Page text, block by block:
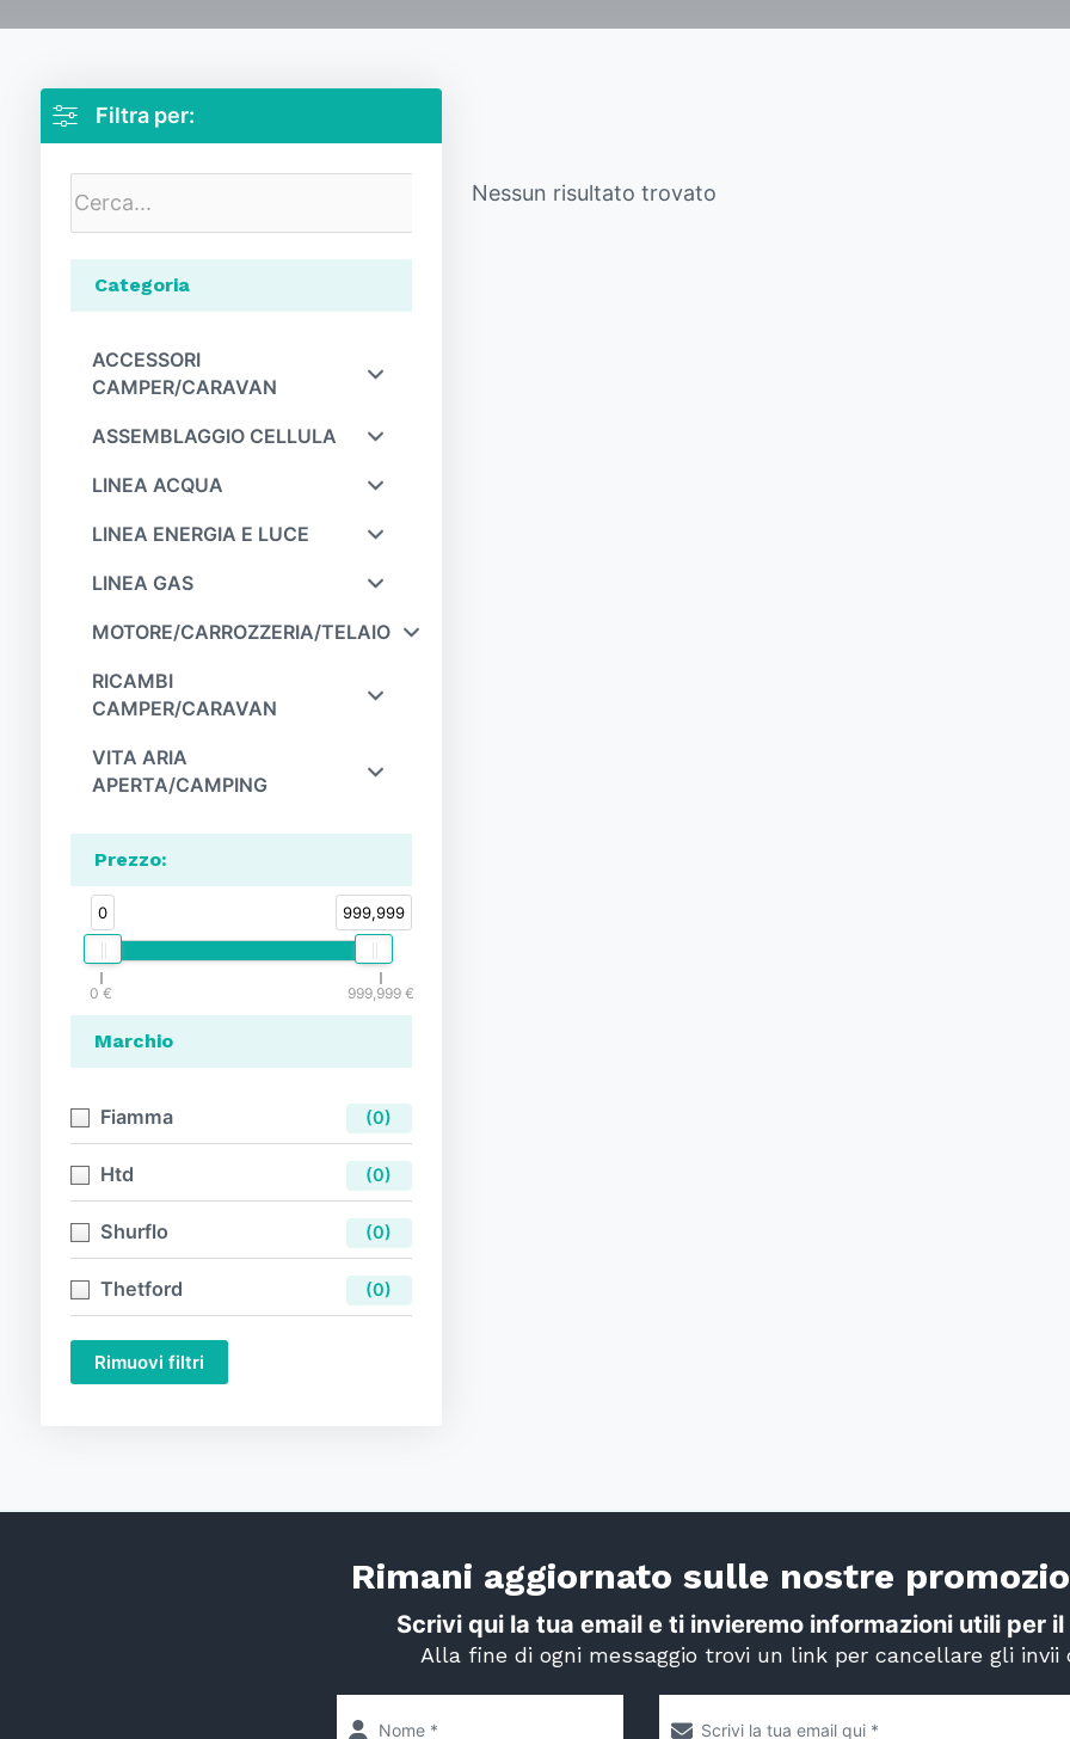
Filtra per:
Categoria
ACCESSORI
CAMPER/CARAVAN
ASSEMBLAGGIO CELLULA
LINEA ACQUA
LINEA ENERGIA E LUCE
LINEA GAS
MOTORE/CARROZZERIA/TELAIO
RICAMBI
CAMPER/CARAVAN
VITA ARIA
APERTA/CAMPING
Prezzo:
0 999,999
0 999,999
Marchio
Fiamma (0)
Htd (0)
Shurflo (0)
Thetford (0)
Rimuovi filtri
Nessun risultato trovato
Rimani aggiornato sulle nostre
Scrivi qui la tua email e ti invieremo informazioni utili per
Alla fine di ogni messaggio trovi un link per cancellare gli invii